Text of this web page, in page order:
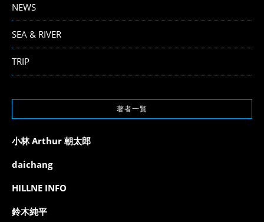
NEWS
SEA & RIVER
TRIP
著者一覧
小林 Arthur 朝太郎
daichang
HILLNE INFO
鈴木純平